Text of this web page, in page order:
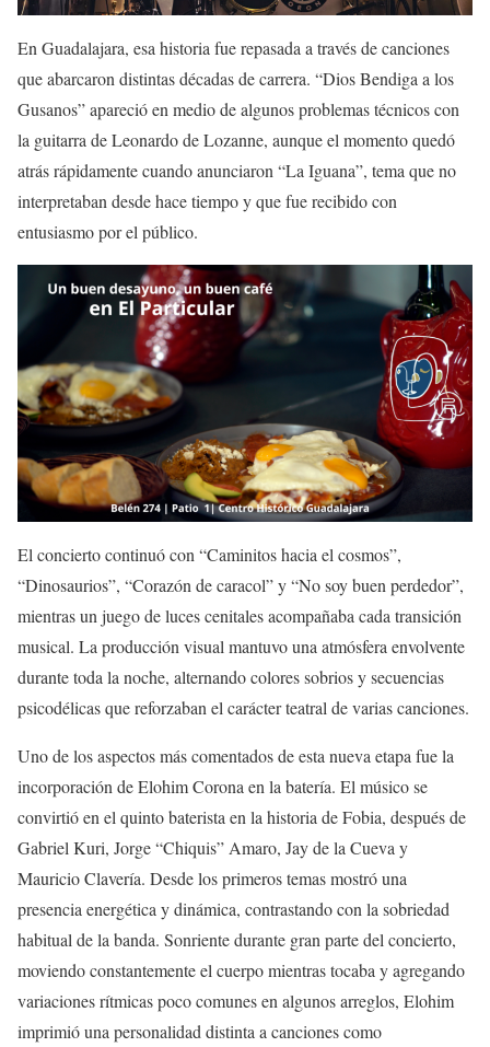
En Guadalajara, esa historia fue repasada a través de canciones
que abarcaron distintas décadas de carrera. “Dios Bendiga a los
Gusanos” apareció en medio de algunos problemas técnicos con
la guitarra de Leonardo de Lozanne, aunque el momento quedó
atrás rápidamente cuando anunciaron “La Iguana”, tema que no
interpretaban desde hace tiempo y que fue recibido con
entusiasmo por el público.
El concierto continuó con “Caminitos hacia el cosmos”,
“Dinosaurios”, “Corazón de caracol” y “No soy buen perdedor”,
mientras un juego de luces cenitales acompañaba cada transición
musical. La producción visual mantuvo una atmósfera envolvente
durante toda la noche, alternando colores sobrios y secuencias
psicodélicas que reforzaban el carácter teatral de varias canciones.
Uno de los aspectos más comentados de esta nueva etapa fue la
incorporación de Elohim Corona en la batería. El músico se
convirtió en el quinto baterista en la historia de Fobia, después de
Gabriel Kuri, Jorge “Chiquis” Amaro, Jay de la Cueva y
Mauricio Clavería. Desde los primeros temas mostró una
presencia energética y dinámica, contrastando con la sobriedad
habitual de la banda. Sonriente durante gran parte del concierto,
moviendo constantemente el cuerpo mientras tocaba y agregando
variaciones rítmicas poco comunes en algunos arreglos, Elohim
imprimió una personalidad distinta a canciones como